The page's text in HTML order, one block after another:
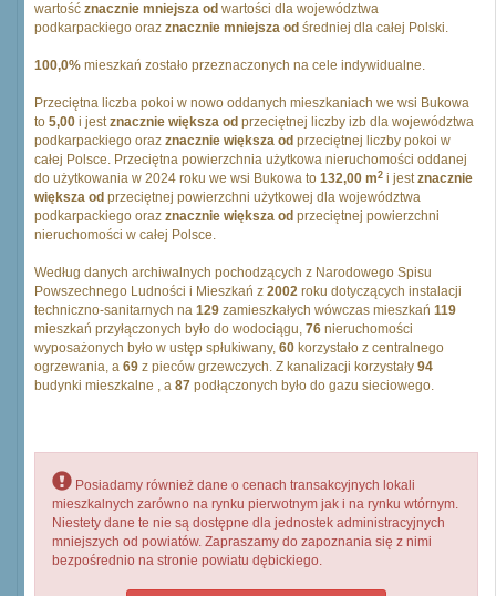
wartość znacznie mniejsza od wartości dla województwa
podkarpackiego oraz znacznie mniejsza od średniej dla całej Polski.
100,0% mieszkań zostało przeznaczonych na cele indywidualne.
Przeciętna liczba pokoi w nowo oddanych mieszkaniach we wsi Bukowa
to 5,00 i jestznacznie większa od przeciętnej liczby izb dla województwa
podkarpackiego oraz znacznie większa od przeciętnej liczby pokoi w
całej Polsce. Przeciętna powierzchnia użytkowa nieruchomości oddanej
do użytkowania w 2024 roku we wsi Bukowa to 132,00 m2 i jestznacznie
większa od przeciętnej powierzchni użytkowej dla województwa
podkarpackiego oraz znacznie większa od przeciętnej powierzchni
nieruchomości w całej Polsce.
Według danych archiwalnych pochodzących z Narodowego Spisu
Powszechnego Ludności i Mieszkań z 2002 roku dotyczących instalacji
techniczno-sanitarnych na 129 zamieszkałych wówczas mieszkań 119
mieszkań przyłączonych było do wodociągu, 76 nieruchomości
wyposażonych było w ustęp spłukiwany, 60 korzystało z centralnego
ogrzewania, a 69 z pieców grzewczych. Z kanalizacji korzystały 94
budynki mieszkalne , a 87 podłączonych było do gazu sieciowego.
Posiadamy również dane o cenach transakcyjnych lokali
mieszkalnych zarówno na rynku pierwotnym jak i na rynku wtórnym.
Niestety dane te nie są dostępne dla jednostek administracyjnych
mniejszych od powiatów. Zapraszamy do zapoznania się z nimi
bezpośrednio na stronie powiatu dębickiego.